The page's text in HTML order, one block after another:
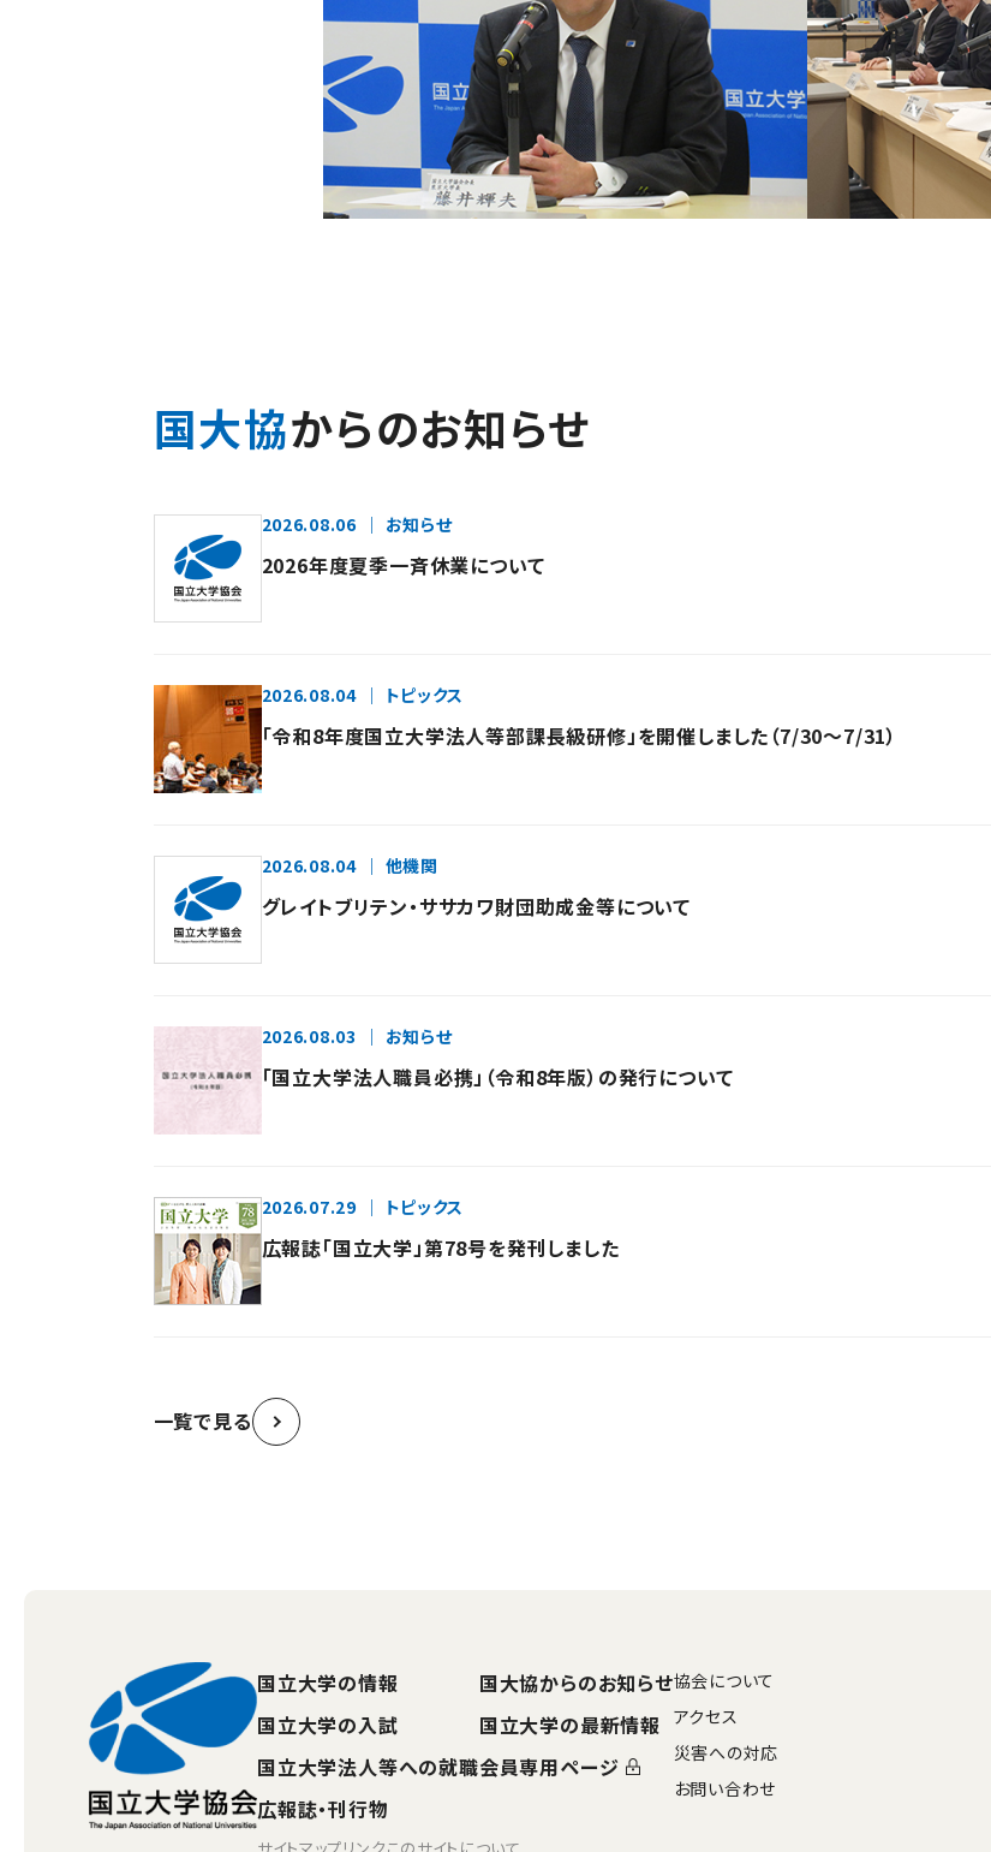
国大協からのお知らせ
2026.08.06 お知らせ
2026年度夏季一斉休業について
2026.08.04 トピックス
「令和8年度国立大学法人等部課長級研修」を開催しました（7/30～7/31）
2026.08.04 他機関
グレイトブリテン・ササカワ財団助成金等について
2026.08.03 お知らせ
「国立大学法人職員必携」（令和8年版）の発行について
2026.07.29 トピックス
広報誌「国立大学」第78号を発刊しました
一覧で見る
国立大学の情報
国立大学の入試
国立大学法人等への就職
広報誌・刊行物
国大協からのお知らせ
国立大学の最新情報
会員専用ページ
協会について
アクセス
災害への対応
お問い合わせ